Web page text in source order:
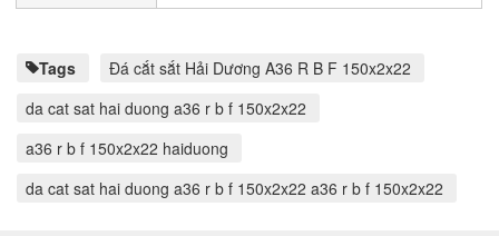
Tags
Đá cắt sắt Hải Dương A36 R B F 150x2x22
da cat sat hai duong a36 r b f 150x2x22
a36 r b f 150x2x22 haiduong
da cat sat hai duong a36 r b f 150x2x22 a36 r b f 150x2x22